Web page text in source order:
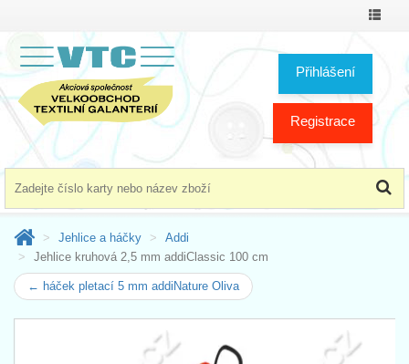
Přihlášení
Registrace
Jehlice a háčky
Addi
Jehlice kruhová 2,5 mm addiClassic 100 cm
← háček pletací 5 mm addiNature Oliva